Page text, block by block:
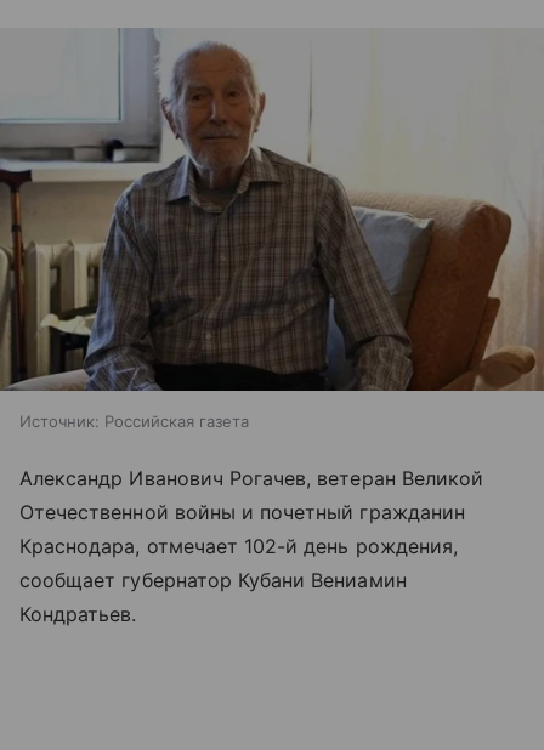
Источник: Российская газета
Александр Иванович Рогачев, ветеран Великой
Отечественной войны и почетный гражданин
Краснодара, отмечает 102-й день рождения,
сообщает губернатор Кубани Вениамин
Кондратьев.